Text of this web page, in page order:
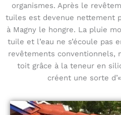
organismes. Après le
tuiles est devenue nettement
à Magny le hongre. La pluie
tuile et l’eau ne s’écoule pas
revêtements conventionnels,
toit grâce à la teneur en
créent une sorte